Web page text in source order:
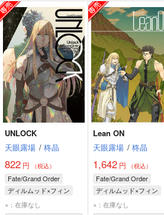
UNLOCK
天眼露場 / 柊晶
822 円 （税込）
Fate/Grand Order
ディルムッド×フィン
ディルムッド・オディナ
×：在庫なし
Lean ON
天眼露場 / 柊晶
1,642 円 （税込）
Fate/Grand Order
ディルムッド×フィン
ディルムッド・オディナ
×：在庫なし